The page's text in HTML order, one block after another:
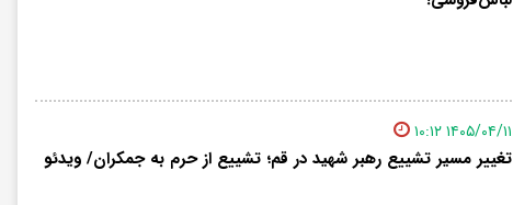
۱۴۰۵/۰۴/۱۱ ۱۰:۱۲
تغییر مسیر تشییع رهبر شهید در قم؛ تشییع از حرم به جمکران/ ویدئو